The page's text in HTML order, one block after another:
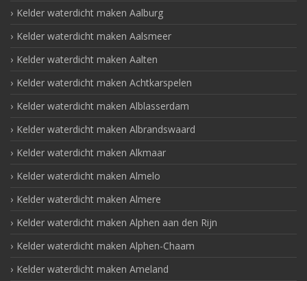
Kelder waterdicht maken Aalburg
Kelder waterdicht maken Aalsmeer
Kelder waterdicht maken Aalten
Kelder waterdicht maken Achtkarspelen
Kelder waterdicht maken Alblasserdam
Kelder waterdicht maken Albrandswaard
Kelder waterdicht maken Alkmaar
Kelder waterdicht maken Almelo
Kelder waterdicht maken Almere
Kelder waterdicht maken Alphen aan den Rijn
Kelder waterdicht maken Alphen-Chaam
Kelder waterdicht maken Ameland